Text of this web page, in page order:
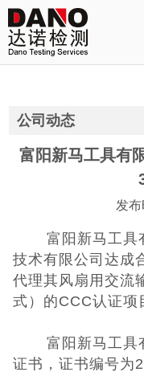
首页
关于我们
公司动态
证书查询
联系我们
3C认证
公司动态
富阳新马工具有
发
富阳新马工具有
技术有限公司达成
代理其风扇用交流
式）的CCC认证项
富阳新马工具有
证书，证书编号为